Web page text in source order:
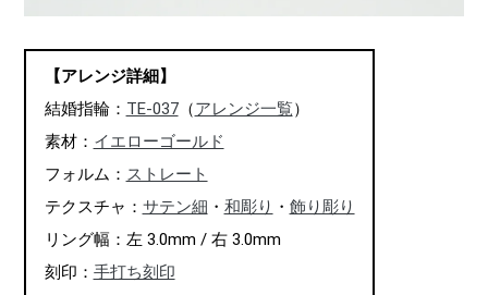
【アレンジ詳細】
結婚指輪： TE-037（アレンジ一覧）
素材： イエローゴールド
フォルム： ストレート
テクスチャ： サテン細 ・ 和彫り ・ 飾り彫り
リング幅：左 3.0mm / 右 3.0mm
刻印： 手打ち刻印